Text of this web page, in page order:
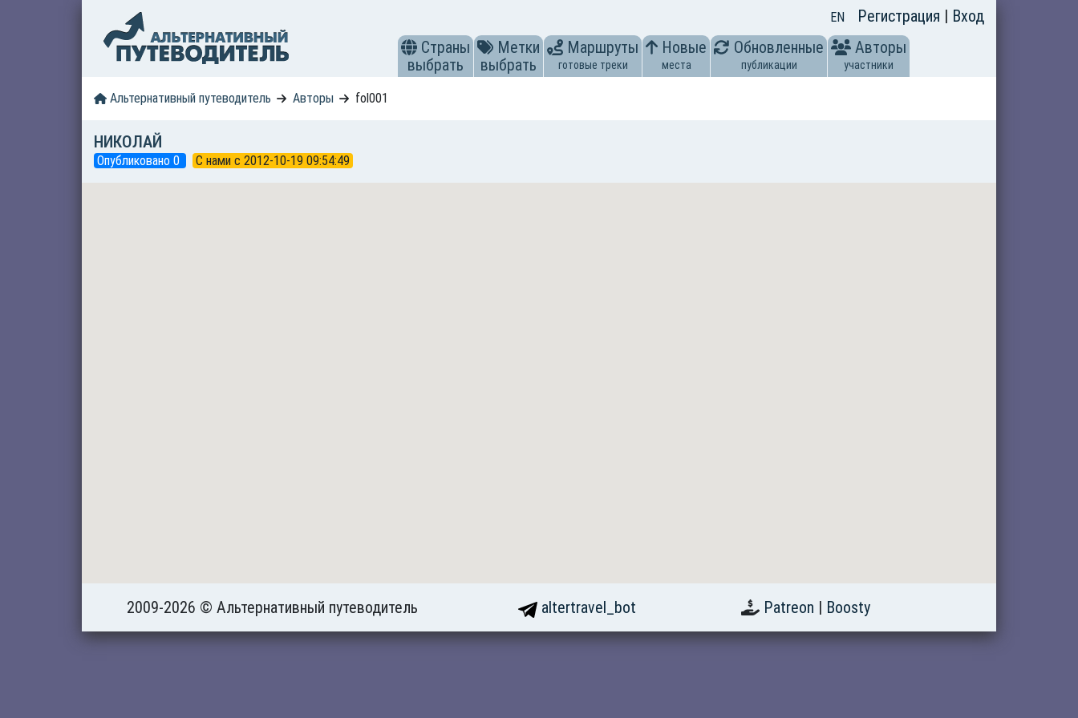
EN Регистрация | Вход
Страны
выбрать
Метки
выбрать
Маршруты
готовые треки
Новые
места
Обновленные
публикации
Авторы
участники
Альтернативный путеводитель Авторы fol001
НИКОЛАЙ
Опубликовано 0 C нами с 2012-10-19 09:54:49
2009-2026 © Альтернативный путеводитель altertravel_bot Patreon | Boosty